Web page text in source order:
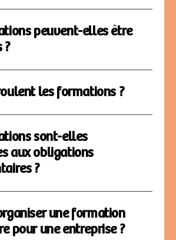
peuvent-elles être
?
les formations ?
sont-elles
aux obligations
?
une formation
pour une entreprise ?